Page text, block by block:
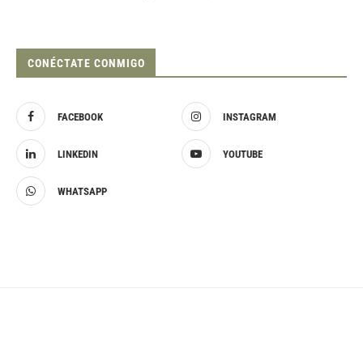
CONÉCTATE CONMIGO
FACEBOOK INSTAGRAM
LINKEDIN YOUTUBE
WHATSAPP